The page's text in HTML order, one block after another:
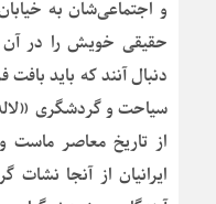
و اجتماعی‌شان به
حقیقی خویش را در آن
دنبال آنند که باید
سیاحت و گردشگری
از تاریخ معاصر ماست
ایرانیان از آنجا نشات